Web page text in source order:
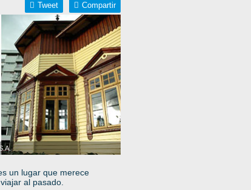
Compartir
Tweet
un lugar que merece
al pasado.